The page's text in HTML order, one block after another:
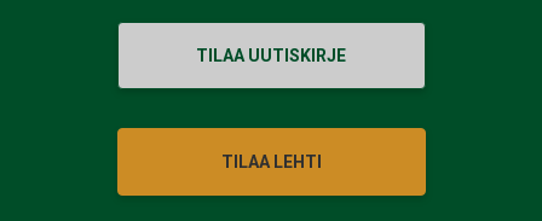
TILAA UUTISKIRJE
TILAA LEHTI